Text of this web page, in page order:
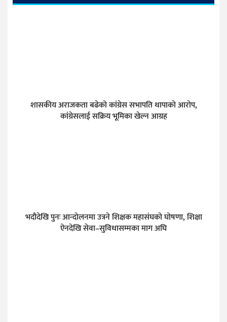
शासकीय अराजकता बढेको कांग्रेस सभापति थापाको आरोप,
कांग्रेसलाई सक्रिय भूमिका खेल्न आग्रह
भदौदेखि पुनः आन्दोलनमा उत्रने शिक्षक महासंघको घोषणा, शिक्षा
ऐनदेखि सेवा–सुविधासम्मका माग अघि